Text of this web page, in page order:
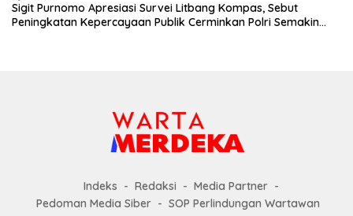
Sigit Purnomo Apresiasi Survei Litbang Kompas, Sebut
Peningkatan Kepercayaan Publik Cerminkan Polri Semakin
Indeks Redaksi
Media Partner
Pedoman Media Siber
SOP Perlindungan Wartawan